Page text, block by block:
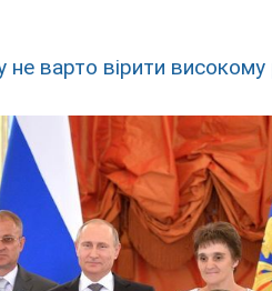
не варто вірити високому